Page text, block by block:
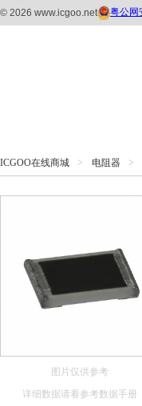
ICGOO在线商城 > 电阻器 >
图片仅供参考
详细数据请看参考数据手册